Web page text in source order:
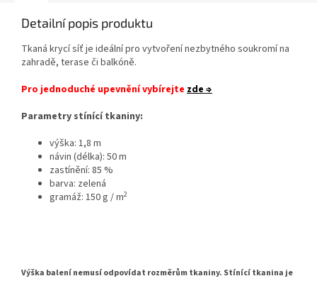
Detailní popis produktu
Tkaná krycí síť je ideální pro vytvoření nezbytného soukromí na
zahradě, terase či balkóně.
Pro jednoduché upevnění vybírejte zde ⇒
Parametry stínící tkaniny:
výška: 1,8 m
návin (délka): 50 m
zastínění: 85 %
barva: zelená
gramáž: 150 g / m2
Výška balení nemusí odpovídat rozměrům tkaniny. Stínící tkanina je